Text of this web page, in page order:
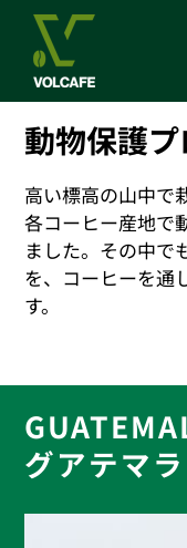
Skip
content
動物保護
高い標高の山中で
各コーヒー産地で
ました。その中で
を、コーヒーを通
す。
グアテマラ